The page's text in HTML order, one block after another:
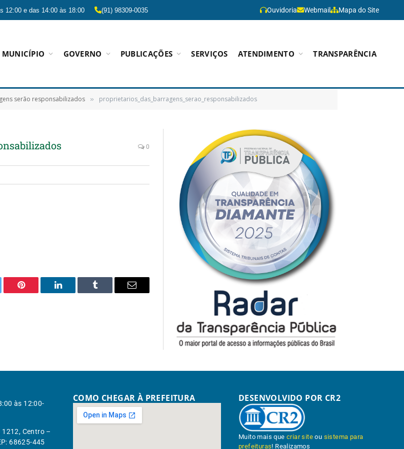
12:00 e das 14:00 às 18:00 (91) 98309-0035 Ouvidoria Webmail Mapa do Site
MUNICÍPIO GOVERNO PUBLICAÇÕES SERVIÇOS ATENDIMENTO TRANSPARÊNCIA
serão responsabilizados » proprietarios_das_barragens_serao_responsabilizados
0
Pinterest LinkedIn Tumblr Email
às 12:00-
1212, Centro –
68625-445
COMO CHEGAR À PREFEITURA DESENVOLVIDO POR CR2
Muito mais quecriar site ou sistema para
prefeituras! Realizamos